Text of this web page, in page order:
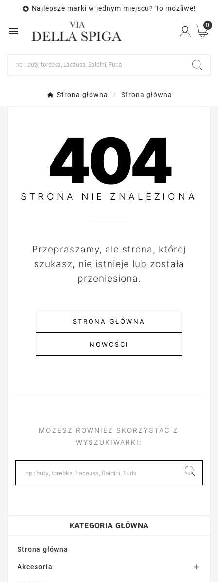
 Najlepsze marki w jednym miejscu? To możliwe!

0
Strona główna Strona główna
404
STRONA NIE ZNALEZIONA
Przepraszamy, ale strona, której
szukasz, nie istnieje lub została
przeniesiona.
STRONA GŁÓWNA
NOWOŚCI
MOŻESZ RÓWNIEŻ SKORZYSTAĆ Z
WYSZUKIWARKI:
KATEGORIA GŁÓWNA
Strona główna
Akcesoria 